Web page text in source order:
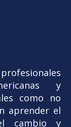
y
como no
aprender el
cambio y